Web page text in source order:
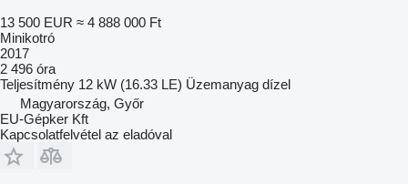
13 500 EUR ≈ 4 888 000 Ft
Minikotró
2017
2 496 óra
Teljesítmény 12 kW (16.33 LE) Üzemanyag dízel
Magyarország, Győr
EU-Gépker Kft
Kapcsolatfelvétel az eladóval